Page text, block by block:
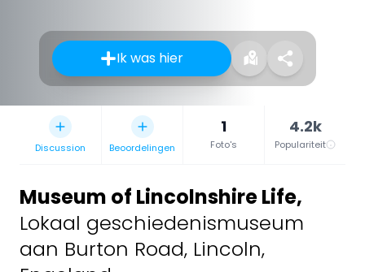
Ik was hier
Discussion Beoordelingen
1
Foto's
4.2k
Populariteit
Museum of Lincolnshire Life,
Lokaal geschiedenismuseum
aan Burton Road, Lincoln,